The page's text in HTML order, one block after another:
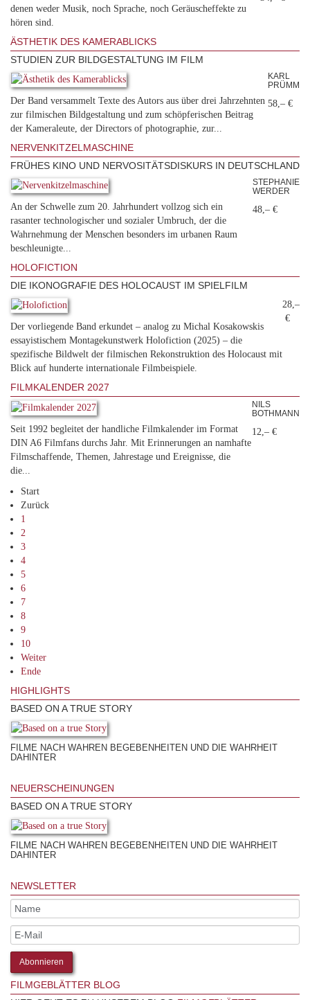
denen weder Musik, noch Sprache, noch Geräuscheffekte zu
hören sind.
ÄSTHETIK DES KAMERABLICKS
STUDIEN ZUR BILDGESTALTUNG IM FILM
Der Band versammelt Texte des Autors aus über drei Jahrzehnten
zur filmischen Bildgestaltung und zum schöpferischen Beitrag
der Kameraleute, der Directors of photographie, zur...
KARL
PRÜMM
58,– €
NERVENKITZELMASCHINE
FRÜHES KINO UND NERVOSITÄTSDISKURS IN DEUTSCHLAND
An der Schwelle zum 20. Jahrhundert vollzog sich ein
rasanter technologischer und sozialer Umbruch, der die
Wahrnehmung der Menschen besonders im urbanen Raum
beschleunigte...
STEPHANIE
WERDER
48,– €
HOLOFICTION
DIE IKONOGRAFIE DES HOLOCAUST IM SPIELFILM
Der vorliegende Band erkundet – analog zu Michal Kosakowskis
essayistischem Montagekunstwerk Holofiction (2025) – die
spezifische Bildwelt der filmischen Rekonstruktion des Holocaust mit
Blick auf hunderte internationale Filmbeispiele.
28,–
€
FILMKALENDER 2027
Seit 1992 begleitet der handliche Filmkalender im Format
DIN A6 Filmfans durchs Jahr. Mit Erinnerungen an namhafte
Filmschaffende, Themen, Jahrestage und Ereignisse, die
die...
NILS
BOTHMANN
12,– €
Start
Zurück
1
2
3
4
5
6
7
8
9
10
Weiter
Ende
HIGHLIGHTS
BASED ON A TRUE STORY
FILME NACH WAHREN BEGEBENHEITEN UND DIE WAHRHEIT
DAHINTER
NEUERSCHEINUNGEN
BASED ON A TRUE STORY
FILME NACH WAHREN BEGEBENHEITEN UND DIE WAHRHEIT
DAHINTER
NEWSLETTER
FILMGEBLÄTTER BLOG